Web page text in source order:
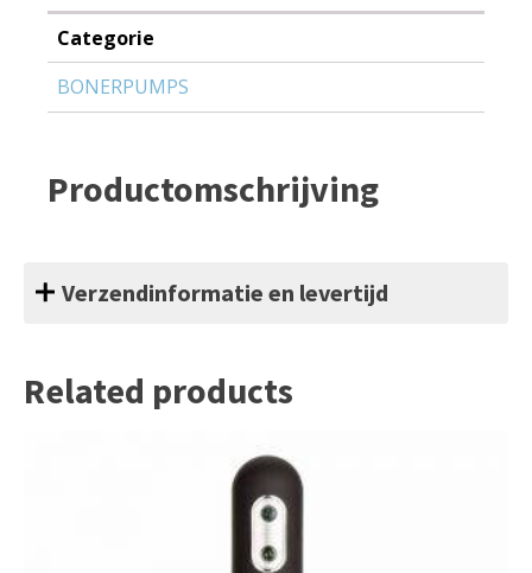
Categorie
BONERPUMPS
Productomschrijving
Verzendinformatie en levertijd
Related products